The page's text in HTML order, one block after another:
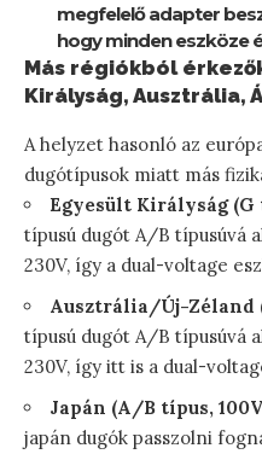
megfelelő adapter
hogy minden eszköze
Más régiókból
Királyság, Ausztrália,
A helyzet hasonló az
dugótípusok miatt más
Egyesült Királyság (G
típusú dugót A/B típusúvá
230V, így a dual-voltage
Ausztrália/Új-Zéland
típusú dugót A/B típusúvá
230V, így itt is a dual-
Japán (A/B típus,
japán dugók passzolni